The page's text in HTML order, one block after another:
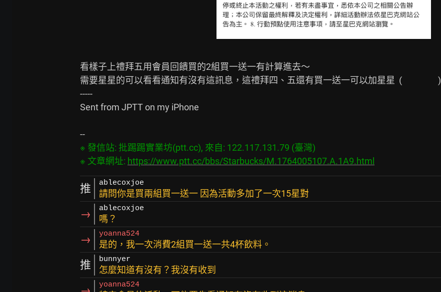
看樣子上禮拜五用會員回饋買的2組買一送一有計算進去～
需要星星的可以看看通知有沒有這訊息，這禮拜四、五還有買一送一可以加星星  (                  )
-----
Sent from JPTT on my iPhone
※ 發信站: 批踢踢實業坊(ptt.cc), 來自: 122.117.131.79 (臺灣)
※ 文章網址: https://www.ptt.cc/bbs/Starbucks/M.1764005107.A.1A9.html
推 ablecoxjoe
請問你是買兩組買一送一 因為活動多加了一次15星對
→ ablecoxjoe
嗎？
→ yoanna524
是的，我一次消費2組買一送一共4杯飲料。
推 bunnyer
怎麼知道有沒有？我沒有收到
yoanna524